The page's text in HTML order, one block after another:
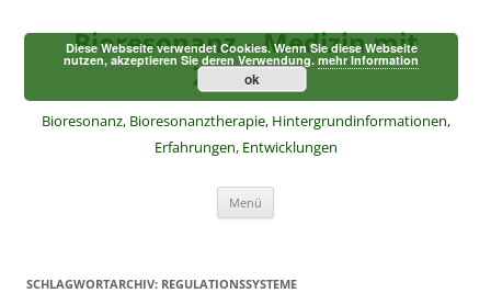
springenBioresonanz – Medizin mit
Zukunft
Bioresonanz, Bioresonanztherapie, Hintergrundinformationen,
Erfahrungen, Entwicklungen
Menü
SCHLAGWORTARCHIV: REGULATIONSSYSTEME
Diese Webseite verwendet Cookies. Wenn Sie diese Webseite
nutzen, akzeptieren Sie deren Verwendung.mehr Information
ok